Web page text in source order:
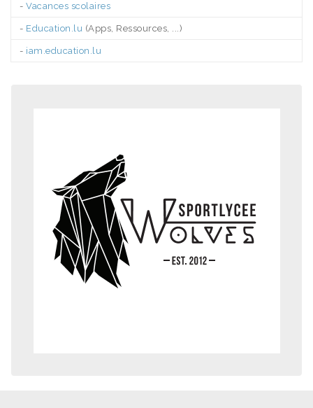
- Vacances scolaires
- Education.lu (Apps, Ressources, ...)
- iam.education.lu